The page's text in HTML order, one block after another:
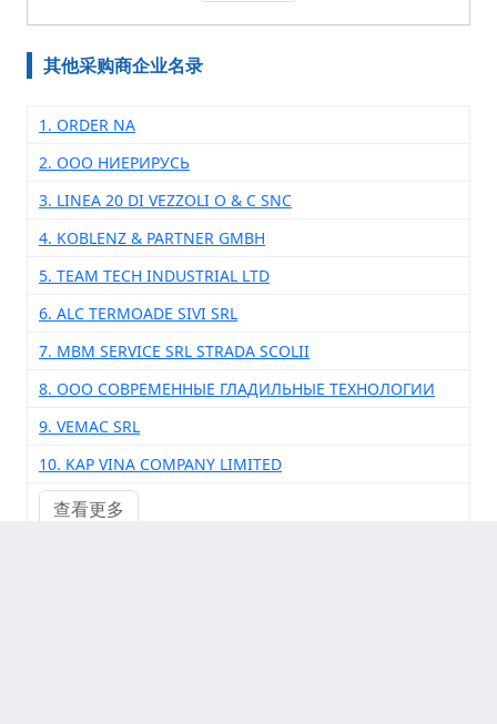
其他采购商企业名录
1. ORDER NA
2. ООО НИЕРИРУСЬ
3. LINEA 20 DI VEZZOLI O & C SNC
4. KOBLENZ & PARTNER GMBH
5. TEAM TECH INDUSTRIAL LTD
6. ALC TERMOADE SIVI SRL
7. MBM SERVICE SRL STRADA SCOLII
8. ООО СОВРЕМЕННЫЕ ГЛАДИЛЬНЫЕ ТЕХНОЛОГИИ
9. VEMAC SRL
10. KAP VINA COMPANY LIMITED
查看更多